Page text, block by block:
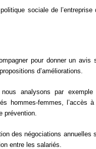
sociale de
pour donner un
d’améliorations.
analysons par
hommes-femmes, l’accès
prévention.
des négociations annuelles
entre les salariés.